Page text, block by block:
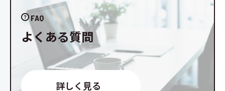
FAQ
よくある質問
詳しく見る